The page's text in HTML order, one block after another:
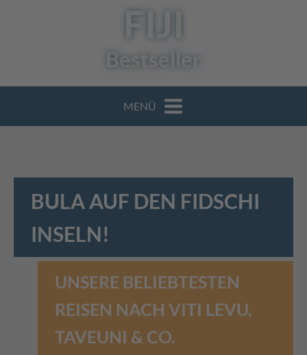
FIJI
Bestseller
MENÜ
BULA AUF DEN FIDSCHI
INSELN!
UNSERE BELIEBTESTEN
REISEN NACH VITI LEVU,
TAVEUNI & CO.